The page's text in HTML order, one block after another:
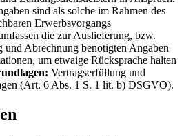
sind als solche im Rahmen des
Erwerbsvorgangs
die zur Auslieferung, bzw.
und Abrechnung benötigten Angaben
um etwaige Rücksprache halten
Vertragserfüllung und
(Art. 6 Abs. 1 S. 1 lit. b) DSGVO).